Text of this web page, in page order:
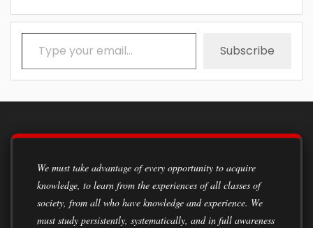
Type your email…
Subscribe
We must take advantage of every opportunity to acquire
knowledge, to learn from the experiences of all classes of
society, from all who have knowledge and experience. We
must study persistently, systematically, and in full awareness